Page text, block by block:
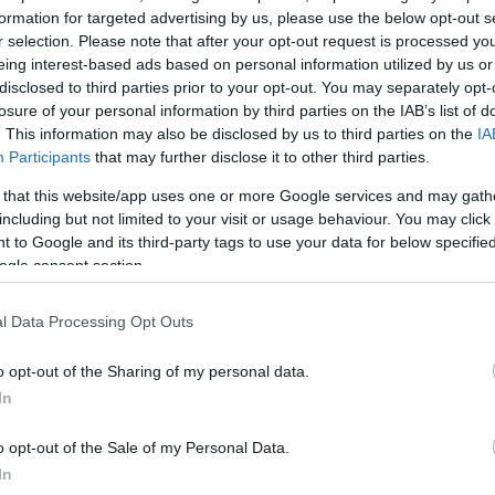
for targeted advertising by us, please use the below opt-out
selection. Please note that after your opt-out request is processed
interest-based ads based on personal information utilized by us
to third parties prior to your opt-out. You may separately
of your personal information by third parties on the IAB’s list of
This information may also be disclosed by us to third parties on the
Participants that may further disclose it to other third parties.
that this website/app uses one or more Google services and may
but not limited to your visit or usage behaviour. You may
to Google and its third-party tags to use your data for below
consent section.
Data Processing Opt Outs
opt-out of the Sharing of my personal data.
opt-out of the Sale of my Personal Data.
και πουλά οχήματα με διάφορες μάρκες,
των GWM, Haval, Wey, Tank, Poer και Ora. Η
κοινοπραξία με το BMW Group από το 2019 για
οχημάτων Mini στην Κίνα, με την επωνυμία
ότι και άλλες κινέζικες μάρκες εξετάζουν τις
της DeepSeek.
ΔΙΑΦΗΜΙΣΗ